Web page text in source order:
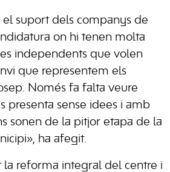
el suport dels companys de
on hi tenen molta
independents que volen
que representem els
Només fa falta veure
presenta sense idees i amb
sonen de la pitjor etapa de la
ha afegit.
la reforma integral del centre i